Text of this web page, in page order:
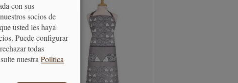
con sus
socios de
usted les haya
Puede configurar
todas
nuestraPolítica